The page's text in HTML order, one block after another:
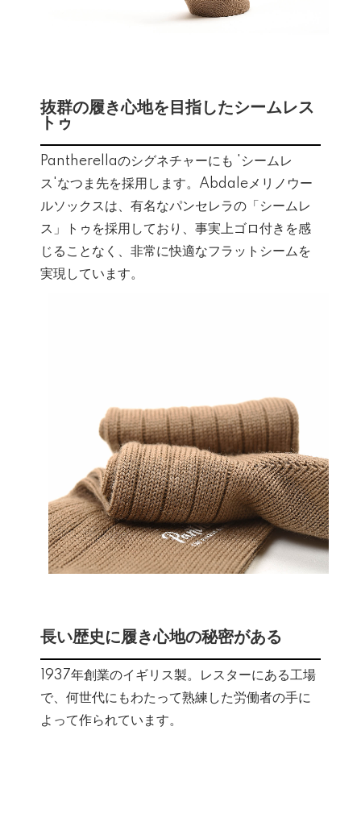
抜群の履き心地を目指したシームレス
トゥ
Pantherellaのシグネチャーにも 'シームレ
ス'なつま先を採用します。Abdaleメリノウー
ルソックスは、有名なパンセレラの「シームレ
ス」トゥを採用しており、事実上ゴロ付きを感
じることなく、非常に快適なフラットシームを
実現しています。
長い歴史に履き心地の秘密がある
1937年創業のイギリス製。レスターにある工場
で、何世代にもわたって熟練した労働者の手に
よって作られています。